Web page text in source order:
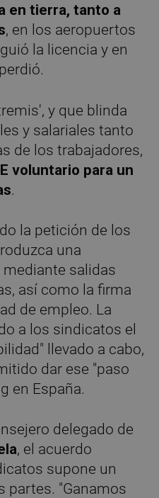
en tierra, tanto a
, en los aeropuertos
la licencia y en
y que blinda
y salariales tanto
de los trabajadores,
voluntario para un
.
la petición de los
una
salidas
así como la firma
de empleo. La
a los sindicatos el
llevado a cabo,
dar ese "paso
en España.
delegado de
, el acuerdo
supone un
partes. "Ganamos